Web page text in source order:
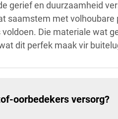
gerief en duurzaamheid
saamstem met
Die materiale wat
dit perfek maak vir
oorbedekers versorg?